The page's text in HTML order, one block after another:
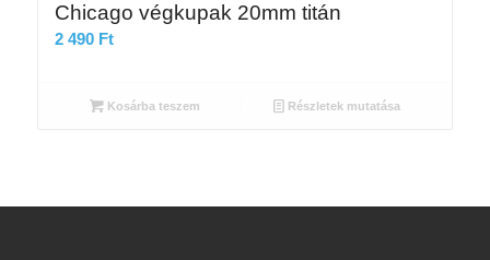
Chicago végkupak 20mm titán
2 490 Ft
Kosárba teszem Részletek mutatása